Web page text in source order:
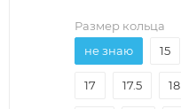
Размер кольца
не знаю
15
17 17.5 18